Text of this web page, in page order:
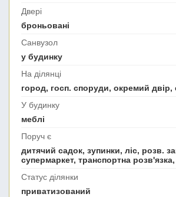
Двері
броньовані
Санвузол
у будинку
На ділянці
город, госп. споруди, окремий двір,
У будинку
меблі
Поруч є
дитячий садок, зупинки, ліс, розв.
супермаркет, транспортна
Статус ділянки
приватизований